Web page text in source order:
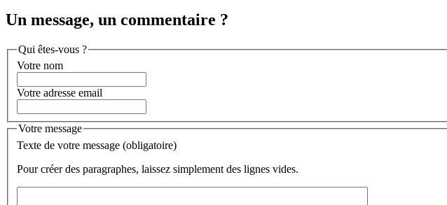
Un message, un commentaire ?
Qui êtes-vous ?
Votre nom
Votre adresse email
Votre message
Texte de votre message (obligatoire)
Pour créer des paragraphes, laissez simplement des lignes vides.